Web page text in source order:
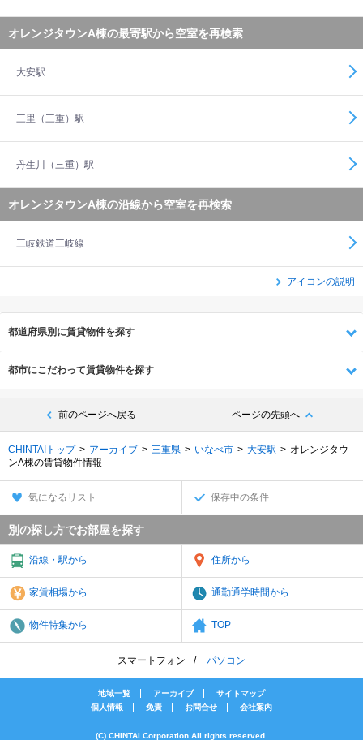
オレンジタウンA棟の最寄駅から空室を再検索
大安駅
三里（三重）駅
丹生川（三重）駅
オレンジタウンA棟の沿線から空室を再検索
三岐鉄道三岐線
アイコンの説明
都道府県別に賃貸物件を探す
都市にこだわって賃貸物件を探す
前のページへ戻る ページの先頭へ
CHINTAIトップ アーカイブ 三重県 いなべ市 大安駅
オレンジタウ
ンA棟の賃貸物件情報
気になるリスト 保存中の条件
別の探し方でお部屋を探す
沿線・駅から 住所から
家賃相場から 通勤通学時間から
物件特集から TOP
スマートフォン パソコン
地域一覧 アーカイブ
サイトマップ
個人情報
免責 お問合せ 会社案内
(C) CHINTAI Corporation All rights reserved.